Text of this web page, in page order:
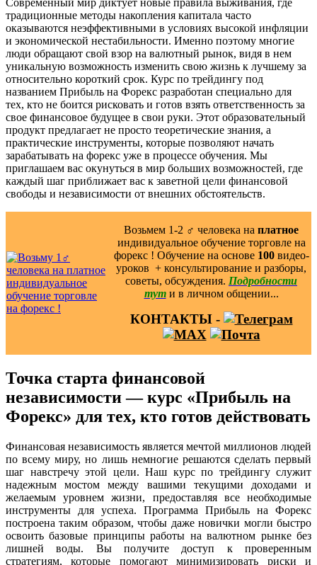
традиционные методы накопления капитала часто
оказываются неэффективными в условиях высокой инфляции
и экономической нестабильности. Именно поэтому многие
люди обращают свой взор на валютный рынок, видя в нем
уникальную возможность изменить свою жизнь к лучшему за
относительно короткий срок. Курс по трейдингу под
названием Прибыль на Форекс разработан специально для
тех, кто не боится рисковать и готов взять ответственность за
свое финансовое будущее в свои руки. Этот образовательный
продукт предлагает не просто теоретические знания, а
практические инструменты, которые позволяют начать
зарабатывать на форекс уже в процессе обучения. Мы
приглашаем вас окунуться в мир больших возможностей, где
каждый шаг приближает вас к заветной цели финансовой
свободы и независимости от внешних обстоятельств.
Возьмем 1-2 ‍♂️ человека на платное
индивидуальное обучение торговле на
форекс ! Обучение на основе 100видео-
уроков ️ + консультирование и разборы,
советы, обсуждения. Подробности
тут и в личном общении...
КОНТАКТЫ -
Точка старта финансовой
независимости — курс «Прибыль на
Форекс» для тех, кто готов действовать
Финансовая независимость является мечтой миллионов людей
по всему миру, но лишь немногие решаются сделать первый
шаг навстречу этой цели. Наш курс по трейдингу служит
надежным мостом между вашими текущими доходами и
желаемым уровнем жизни, предоставляя все необходимые
инструменты для успеха. Программа Прибыль на Форекс
построена таким образом, чтобы даже новички могли быстро
освоить базовые принципы работы на валютном рынке без
лишней воды. Вы получите доступ к проверенным
стратегиям, которые помогают минимизировать риски и